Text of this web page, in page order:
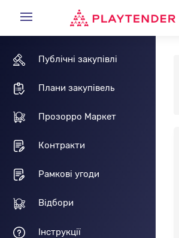
Публічні закупівлі
Плани закупівель
Прозорро Маркет
Контракти
Рамкові угоди
Відбори
Інструкції